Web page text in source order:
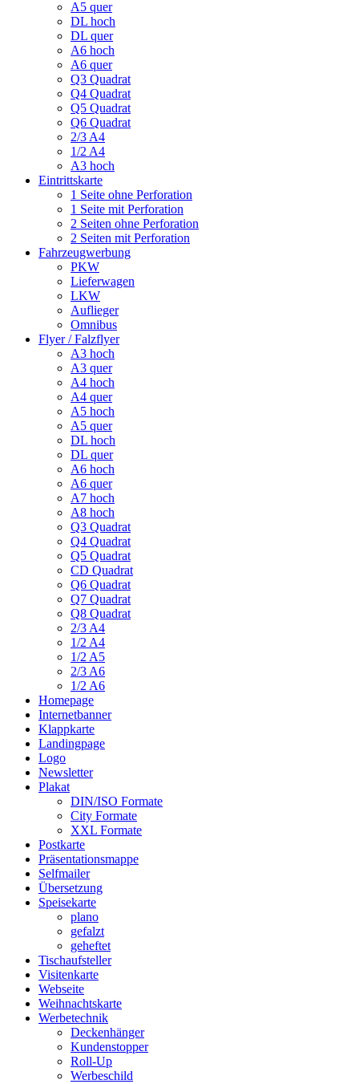
A5 quer
DL hoch
DL quer
A6 hoch
A6 quer
Q3 Quadrat
Q4 Quadrat
Q5 Quadrat
Q6 Quadrat
2/3 A4
1/2 A4
A3 hoch
Eintrittskarte
1 Seite ohne Perforation
1 Seite mit Perforation
2 Seiten ohne Perforation
2 Seiten mit Perforation
Fahrzeugwerbung
PKW
Lieferwagen
LKW
Auflieger
Omnibus
Flyer / Falzflyer
A3 hoch
A3 quer
A4 hoch
A4 quer
A5 hoch
A5 quer
DL hoch
DL quer
A6 hoch
A6 quer
A7 hoch
A8 hoch
Q3 Quadrat
Q4 Quadrat
Q5 Quadrat
CD Quadrat
Q6 Quadrat
Q7 Quadrat
Q8 Quadrat
2/3 A4
1/2 A4
1/2 A5
2/3 A6
1/2 A6
Homepage
Internetbanner
Klappkarte
Landingpage
Logo
Newsletter
Plakat
DIN/ISO Formate
City Formate
XXL Formate
Postkarte
Präsentationsmappe
Selfmailer
Übersetzung
Speisekarte
plano
gefalzt
geheftet
Tischaufsteller
Visitenkarte
Webseite
Weihnachtskarte
Werbetechnik
Deckenhänger
Kundenstopper
Roll-Up
Werbeschild